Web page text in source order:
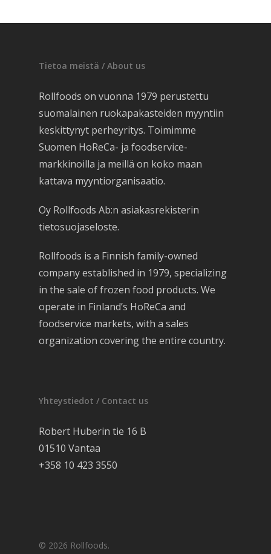
Tietoa meistä / About us
Rollfoods on vuonna 1979 perustettu
suomalainen ruokapakasteiden myyntiin
keskittynyt perheyritys. Toimimme
Suomen HoReCa- ja foodservice-
markkinoilla ja meillä on koko maan
kattava myyntiorganisaatio.
Oy Rollfoods Ab:n asiakasrekisterin
tietosuojaseloste.
Rollfoods is a Finnish family-owned
company established in 1979, specializing
in the sale of frozen food products. We
operate in Finland’s HoReCa and
foodservice markets, with a sales
organization covering the entire country.
Yhteystiedot / Contact us
Robert Huberin tie 16 B
01510 Vantaa
+358 10 423 3550
© 2026 Rollfoods.